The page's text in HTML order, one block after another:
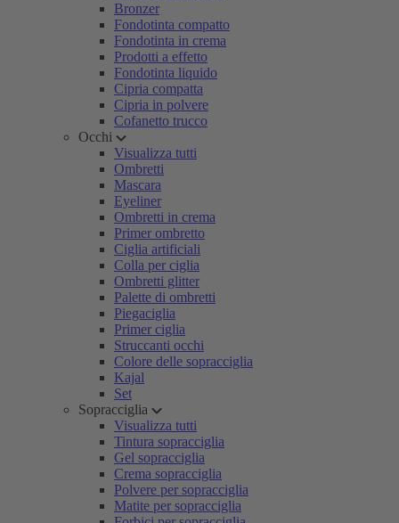
Bronzer
Fondotinta compatto
Fondotinta in crema
Prodotti a effetto
Fondotinta liquido
Cipria compatta
Cipria in polvere
Cofanetto trucco
Occhi
Visualizza tutti
Ombretti
Mascara
Eyeliner
Ombretti in crema
Primer ombretto
Ciglia artificiali
Colla per ciglia
Ombretti glitter
Palette di ombretti
Piegaciglia
Primer ciglia
Struccanti occhi
Colore delle sopracciglia
Kajal
Set
Sopracciglia
Visualizza tutti
Tintura sopracciglia
Gel sopracciglia
Crema sopracciglia
Polvere per sopracciglia
Matite per sopracciglia